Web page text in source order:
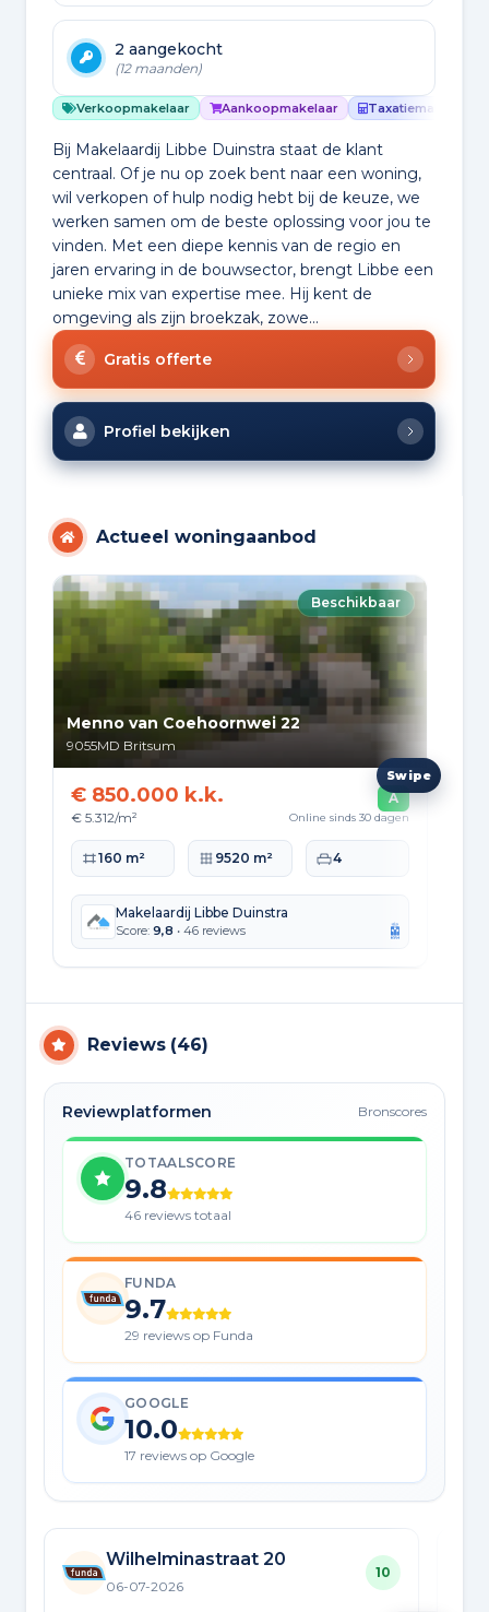
2 aangekocht
(12 maanden)
Verkoopmakelaar Aankoopmakelaar Taxatiemakelaar
Bij Makelaardij Libbe Duinstra staat de klant
centraal. Of je nu op zoek bent naar een woning,
wil verkopen of hulp nodig hebt bij de keuze, we
werken samen om de beste oplossing voor jou te
vinden. Met een diepe kennis van de regio en
jaren ervaring in de bouwsector, brengt Libbe een
unieke mix van expertise mee. Hij kent de
omgeving als zijn broekzak, zowe...
Gratis offerte
Profiel bekijken
Actueel woningaanbod
Beschikbaar
Menno van Coehoornwei 22
9055MD Britsum
€ 850.000 k.k.
€ 5.312/m²
A
Online sinds 30 dagen
Woonoppervlakte
160 m² Perceeloppervlakte
9520 m² Slaapkamers
4
Makelaardij Libbe Duinstra
Score: 9,8 • 46 reviews
Reviews (46)
Reviewplatformen Bronscores
TOTAALSCORE
9.8
46 reviews totaal
FUNDA
9.7
29 reviews op Funda
GOOGLE
10.0
17 reviews op Google
Wilhelminastraat 20
06-07-2026
10